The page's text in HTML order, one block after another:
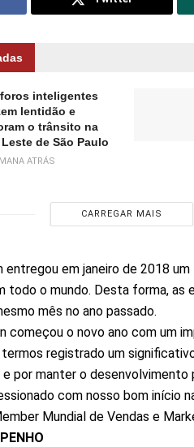
inteligentes
lentidão e
o trânsito na
de São Paulo
ATRÁS
CARREGAR MAIS
entregou em janeiro de 2018
todo o mundo. Desta forma, as
mês no ano passado.
começou o novo ano com um
registrado um
e por manter o
com nosso bom início
Mundial de Vendas e